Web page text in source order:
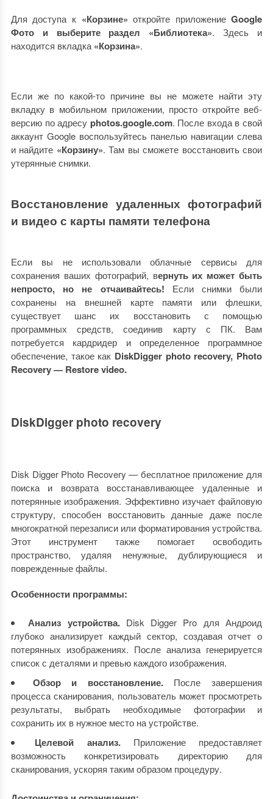
Для доступа к «Корзине» откройте приложениеGoogle
Фото и выберите раздел «Библиотека». Здесь и
находится вкладка «Корзина».
Если же по какой-то причине вы не можете найти эту
вкладку в мобильном приложении, просто откройте веб-
версию по адресу photos.google.com. После входа в свой
аккаунт Google воспользуйтесь панелью навигации слева
и найдите «Корзину». Там вы сможете восстановить свои
утерянные снимки.
Восстановление удаленных фотографий
и видео с карты памяти телефона
Если вы не использовали облачные сервисы для
сохранения ваших фотографий, вернуть их может быть
непросто, но не отчаивайтесь! Если снимки были
сохранены на внешней карте памяти или флешки,
существует шанс их восстановить с помощью
программных средств, соединив карту с ПК. Вам
потребуется кардридер и определенное программное
обеспечение, такое как DiskDigger photo recovery, Photo
Recovery — Restore video.
DiskDigger photo recovery
Disk Digger Photo Recovery — бесплатное приложение для
поиска и возврата восстанавливающее удаленные и
потерянные изображения. Эффективно изучает файловую
структуру, способен восстановить данные даже после
многократной перезаписи или форматирования устройства.
Этот инструмент также помогает освободить
пространство, удаляя ненужные, дублирующиеся и
поврежденные файлы.
Особенности программы:
Анализ устройства.Disk Digger Pro для Андроид
глубоко анализирует каждый сектор, создавая отчет о
потерянных изображениях. После анализа генерируется
список с деталями и превью каждого изображения.
Обзор и восстановление.После завершения
процесса сканирования, пользователь может просмотреть
результаты, выбрать необходимые фотографии и
сохранить их в нужное место на устройстве.
Целевой анализ.Приложение предоставляет
возможность конкретизировать директорию для
сканирования, ускоряя таким образом процедуру.